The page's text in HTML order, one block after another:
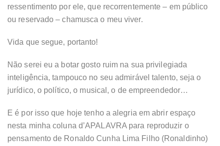
ressentimento por ele, que recorrentemente – em público
ou reservado – chamusca o meu viver.
Vida que segue, portanto!
Não serei eu a botar gosto ruim na sua privilegiada
inteligência, tampouco no seu admirável talento, seja o
jurídico, o político, o musical, o de empreendedor…
E é por isso que hoje tenho a alegria em abrir espaço
nesta minha coluna d’APALAVRA para reproduzir o
pensamento de Ronaldo Cunha Lima Filho (Ronaldinho)